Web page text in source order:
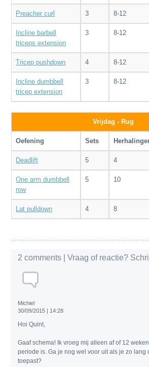
Preacher curl 3 8-12
Incline barbell
triceps extension
3 8-12
Tricep pushdown 4 8-12
Incline dumbbell
tricep extension
3 8-12
Vrijdag - Rug
Oefening Sets
Deadlift 5 4
One arm dumbbell
row
5 10
Lat pulldown 4 8
2 comments | Vraag of reactie?
Michiel
30/09/2015 | 14:28
Hoi Quint,
Gaaf schema! Ik vroeg mij alleen af of 12
periode is. Ga je nog wel voor uit als je zo lang
toepast?